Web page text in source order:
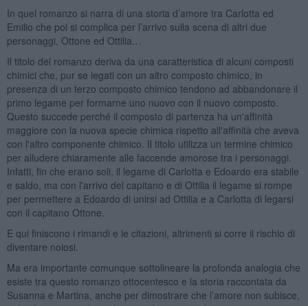
In quel romanzo si narra di una storia d’amore tra Carlotta ed
Emilio che poi si complica per l’arrivo sulla scena di altri due
personaggi, Ottone ed Ottilia…
Il titolo del romanzo deriva da una caratteristica di alcuni composti
chimici che, pur se legati con un altro composto chimico, in
presenza di un terzo composto chimico tendono ad abbandonare il
primo legame per formarne uno nuovo con il nuovo composto.
Questo succede perché il composto di partenza ha un'affinità
maggiore con la nuova specie chimica rispetto all'affinità che aveva
con l'altro componente chimico. Il titolo utilizza un termine chimico
per alludere chiaramente alle faccende amorose tra i personaggi.
Infatti, fin che erano soli, il legame di Carlotta e Edoardo era stabile
e saldo, ma con l'arrivo del capitano e di Ottilia il legame si rompe
per permettere a Edoardo di unirsi ad Ottilia e a Carlotta di legarsi
con il capitano Ottone.
E qui finiscono i rimandi e le citazioni, altrimenti si corre il rischio di
diventare noiosi.
Ma era importante comunque sottolineare la profonda analogia che
esiste tra questo romanzo ottocentesco e la storia raccontata da
Susanna e Martina, anche per dimostrare che l’amore non subisce,